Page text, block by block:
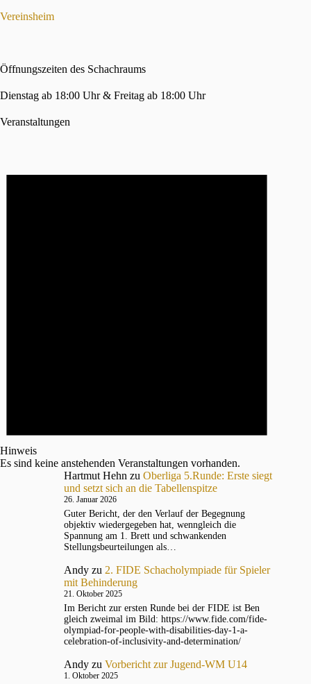
Vereinsheim
Öffnungszeiten des Schachraums
Dienstag ab 18:00 Uhr & Freitag ab 18:00 Uhr
Veranstaltungen
Hinweis
Es sind keine anstehenden Veranstaltungen vorhanden.
Hartmut Hehn zu Oberliga 5.Runde: Erste siegt
und setzt sich an die Tabellenspitze
26. Januar 2026
Guter Bericht, der den Verlauf der Begegnung
objektiv wiedergegeben hat, wenngleich die
Spannung am 1. Brett und schwankenden
Stellungsbeurteilungen als…
Andy zu 2. FIDE Schacholympiade für Spieler
mit Behinderung
21. Oktober 2025
Im Bericht zur ersten Runde bei der FIDE ist Ben
gleich zweimal im Bild: https://www.fide.com/fide-
olympiad-for-people-with-disabilities-day-1-a-
celebration-of-inclusivity-and-determination/
Andy zu Vorbericht zur Jugend-WM U14
1. Oktober 2025